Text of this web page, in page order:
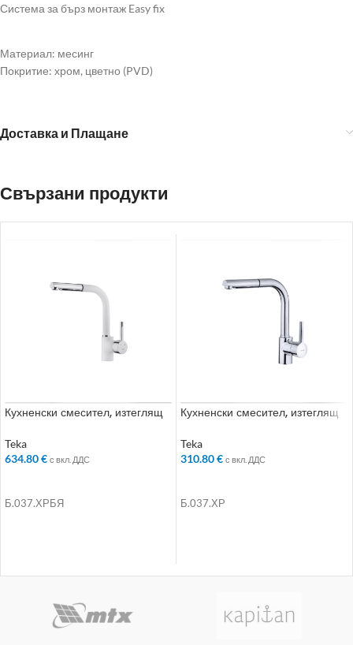
Система за бърз монтаж Easy fix
Материал: месинг
Покритие: хром, цветно (PVD)
Доставка и Плащане
Свързани продукти
Кухненски смесител, изтеглящ
Teka
634.80€ с вкл. ДДС
Б.037.ХРБЯ
Кухненски смесител, изтеглящ
Teka
310.80€ с вкл. ДДС
Б.037.ХР